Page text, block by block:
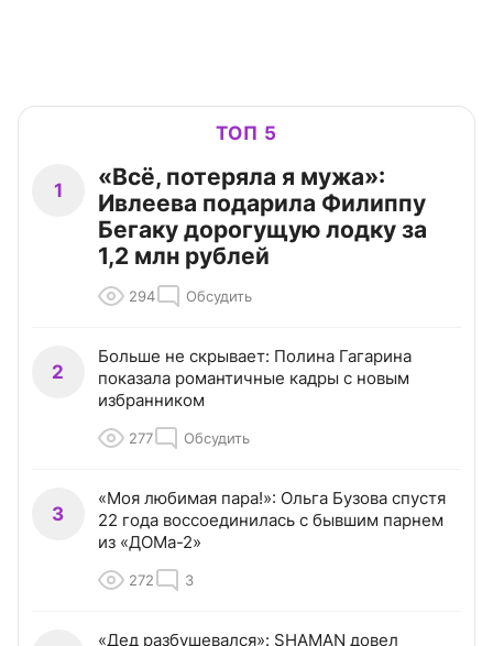
ТОП 5
1
«Всё, потеряла я мужа»:
Ивлеева подарила Филиппу
Бегаку дорогущую лодку за
1,2 млн рублей
294 Обсудить
2
Больше не скрывает: Полина Гагарина
показала романтичные кадры с новым
избранником
277 Обсудить
3
«Моя любимая пара!»: Ольга Бузова спустя
22 года воссоединилась с бывшим парнем
из «ДОМа-2»
272 3
«Дед разбушевался»: SHAMAN довел